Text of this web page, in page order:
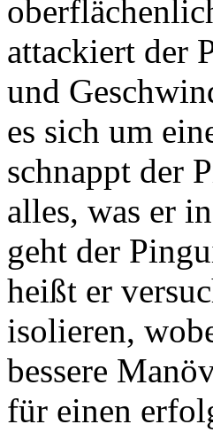
attackiert der
und
es sich um
schnappt der
alles, was er
geht der
heißt er
isolieren,
bessere
für einen